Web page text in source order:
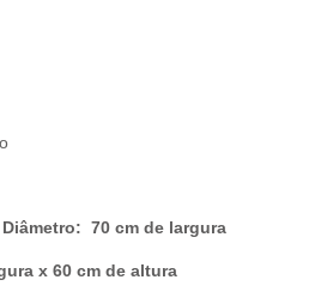
Diâmetro: 70 cm de largura
x 60 cm de altura